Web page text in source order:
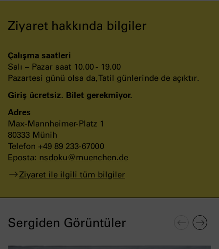
Ziyaret hakkında bilgiler
Çalışma saatleri
Salı – Pazar saat 10.00 - 19.00
Pazartesi günü olsa da, Tatil günlerinde de açıktır.
Giriş ücretsiz. Bilet gerekmiyor.
Adres
Max-Mannheimer-Platz 1
80333 Münih
Telefon +49 89 233-67000
Eposta: nsdoku@muenchen.de
Ziyaret ile ilgili tüm bilgiler
Sergiden Görüntüler